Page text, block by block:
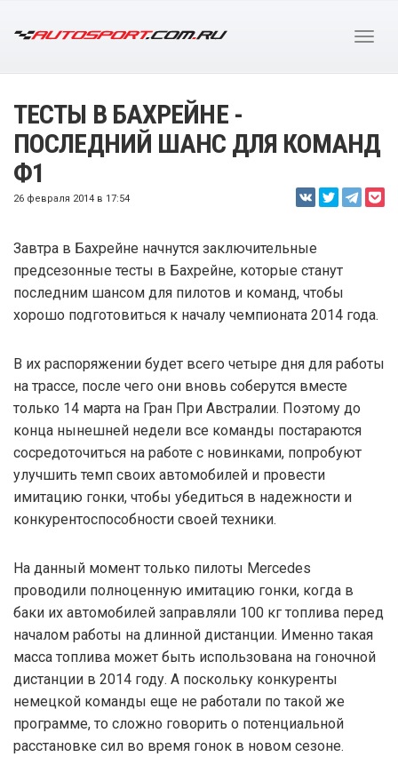
ТЕСТЫ В БАХРЕЙНЕ -
ПОСЛЕДНИЙ ШАНС ДЛЯ КОМАНД
Ф1
26 февраля 2014 в 17:54
Завтра в Бахрейне начнутся заключительные
предсезонные тесты в Бахрейне, которые станут
последним шансом для пилотов и команд, чтобы
хорошо подготовиться к началу чемпионата 2014 года.
В их распоряжении будет всего четыре дня для работы
на трассе, после чего они вновь соберутся вместе
только 14 марта на Гран При Австралии. Поэтому до
конца нынешней недели все команды постараются
сосредоточиться на работе с новинками, попробуют
улучшить темп своих автомобилей и провести
имитацию гонки, чтобы убедиться в надежности и
конкурентоспособности своей техники.
На данный момент только пилоты Mercedes
проводили полноценную имитацию гонки, когда в
баки их автомобилей заправляли 100 кг топлива перед
началом работы на длинной дистанции. Именно такая
масса топлива может быть использована на гоночной
дистанции в 2014 году. А поскольку конкуренты
немецкой команды еще не работали по такой же
программе, то сложно говорить о потенциальной
расстановке сил во время гонок в новом сезоне.